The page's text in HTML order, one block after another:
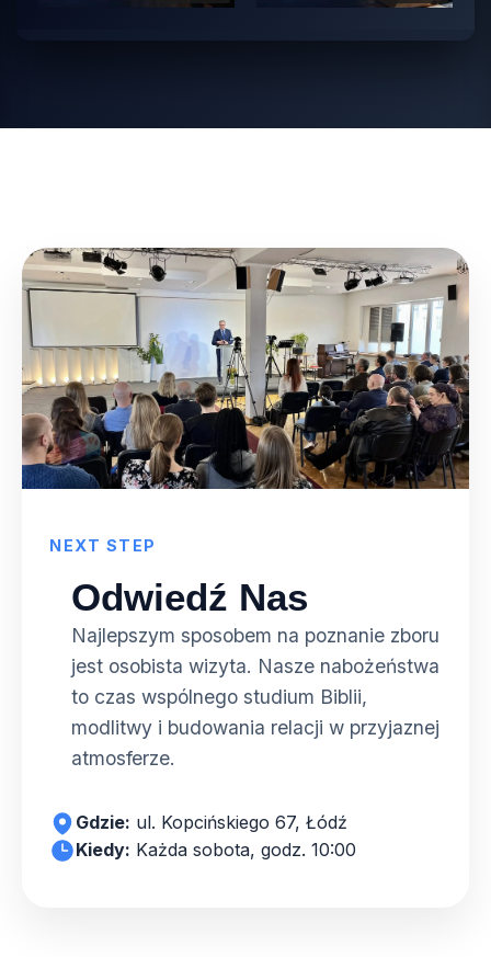
NEXT STEP
Odwiedź Nas
Najlepszym sposobem na poznanie zboru
jest osobista wizyta. Nasze nabożeństwa
to czas wspólnego studium Biblii,
modlitwy i budowania relacji w przyjaznej
atmosferze.
Gdzie: ul. Kopcińskiego 67, Łódź
Kiedy: Każda sobota, godz. 10:00